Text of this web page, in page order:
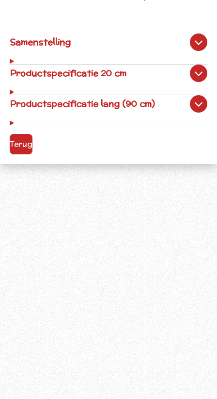
Samenstelling
Productspecificatie 20 cm
Productspecificatie lang (90 cm)
Terug